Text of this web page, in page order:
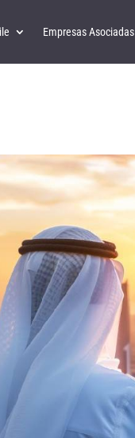
Empresas Asociadas